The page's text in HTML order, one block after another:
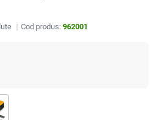
Cod produs: 962001